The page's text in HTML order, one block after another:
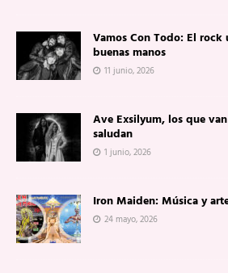
Vamos Con Todo: El rock
buenas manos
11 junio, 2026
Ave Exsilyum, los que
saludan
1 junio, 2026
Iron Maiden: Música y
24 mayo, 2026